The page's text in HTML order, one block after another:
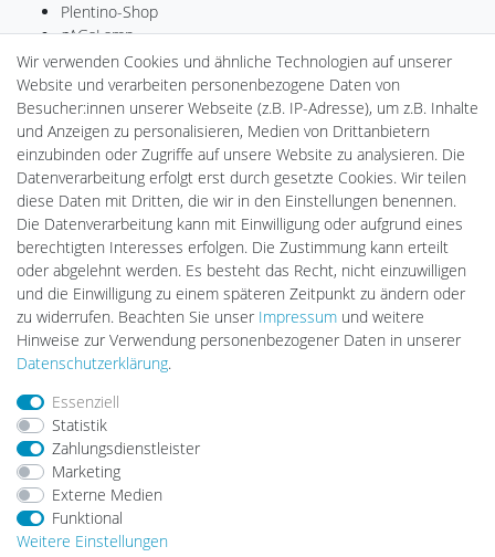
Plentino-Shop
gAGaLamp
Drohnenstore24
Cardanlight-Shop
Batteriespeicher
PlentiSolar
Gebrauchtlicht
Ledkauf
DEYESOLAR
Lightech Connect
CardanLight Europe
FORTIMO LEDs
LED-RETROSHOP
MeinUSB
Impressum
Barrierefreiheitserklärung
Wir verwenden Cookies und ähnliche Technologien auf unserer
Website und verarbeiten personenbezogene Daten von
Besucher:innen unserer Webseite (z.B. IP-Adresse), um z.B. Inhalte
und Anzeigen zu personalisieren, Medien von Drittanbietern
einzubinden oder Zugriffe auf unsere Website zu analysieren. Die
Datenverarbeitung erfolgt erst durch gesetzte Cookies. Wir teilen
diese Daten mit Dritten, die wir in den Einstellungen benennen.
Die Datenverarbeitung kann mit Einwilligung oder aufgrund eines
berechtigten Interesses erfolgen. Die Zustimmung kann erteilt
oder abgelehnt werden. Es besteht das Recht, nicht einzuwilligen
und die Einwilligung zu einem späteren Zeitpunkt zu ändern oder
zu widerrufen. Beachten Sie unser Impressum und weitere
Hinweise zur Verwendung personenbezogener Daten in unserer
Daten­schutz­erklärung.
Essenziell
Statistik
Zahlungsdienstleister
Marketing
Externe Medien
Funktional
Weitere Einstellungen